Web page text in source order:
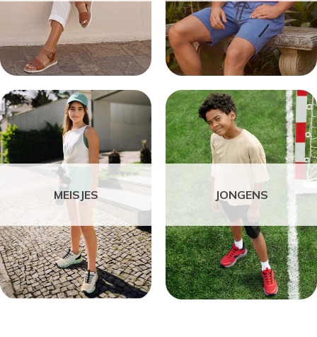
MEISJES JONGENS